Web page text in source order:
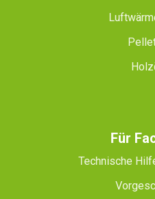
Für
Technische